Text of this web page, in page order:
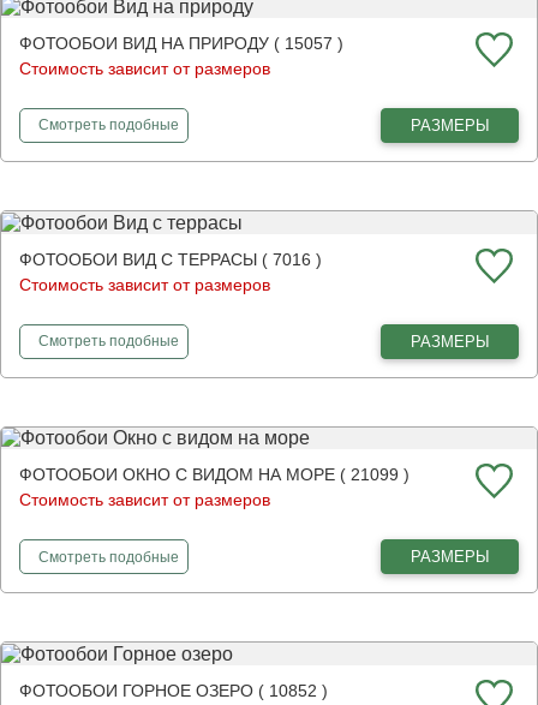
ФОТООБОИ ВИД НА ПРИРОДУ ( 15057 )
Стоимость зависит от размеров
Смотретьфотообои
подобные РАЗМЕРЫ
ФОТООБОИ ВИД С ТЕРРАСЫ ( 7016 )
Стоимость зависит от размеров
Смотретьфотообои
подобные РАЗМЕРЫ
ФОТООБОИ ОКНО С ВИДОМ НА МОРЕ ( 21099 )
Стоимость зависит от размеров
Смотретьфотообои
подобные РАЗМЕРЫ
ФОТООБОИ ГОРНОЕ ОЗЕРО ( 10852 )